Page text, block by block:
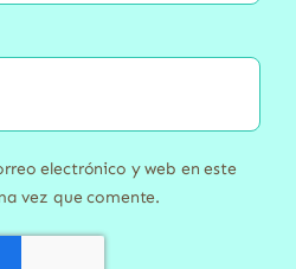
electrónico y web en este
vez que comente.